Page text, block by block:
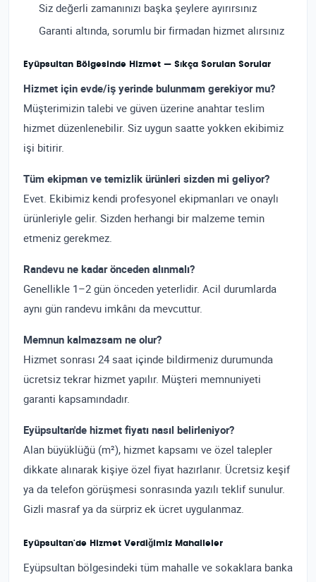
Siz değerli zamanınızı başka şeylere ayırırsınız
Garanti altında, sorumlu bir firmadan hizmet alırsınız
Eyüpsultan Bölgesinde Hizmet — Sıkça Sorulan Sorular
Hizmet için evde/iş yerinde bulunmam gerekiyor mu?
Müşterimizin talebi ve güven üzerine anahtar teslim
hizmet düzenlenebilir. Siz uygun saatte yokken ekibimiz
işi bitirir.
Tüm ekipman ve temizlik ürünleri sizden mi geliyor?
Evet. Ekibimiz kendi profesyonel ekipmanları ve onaylı
ürünleriyle gelir. Sizden herhangi bir malzeme temin
etmeniz gerekmez.
Randevu ne kadar önceden alınmalı?
Genellikle 1–2 gün önceden yeterlidir. Acil durumlarda
aynı gün randevu imkânı da mevcuttur.
Memnun kalmazsam ne olur?
Hizmet sonrası 24 saat içinde bildirmeniz durumunda
ücretsiz tekrar hizmet yapılır. Müşteri memnuniyeti
garanti kapsamındadır.
Eyüpsultan'de hizmet fiyatı nasıl belirleniyor?
Alan büyüklüğü (m²), hizmet kapsamı ve özel talepler
dikkate alınarak kişiye özel fiyat hazırlanır. Ücretsiz keşif
ya da telefon görüşmesi sonrasında yazılı teklif sunulur.
Gizli masraf ya da sürpriz ek ücret uygulanmaz.
Eyüpsultan'de Hizmet Verdiğimiz Mahalleler
Eyüpsultan bölgesindeki tüm mahalle ve sokaklara banka